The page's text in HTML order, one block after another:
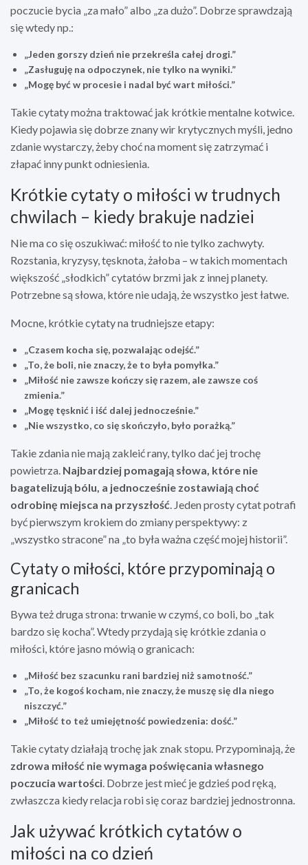
poczucie bycia „za mało” albo „za dużo”. Dobrze sprawdzają
się wtedy np.:
„Jeden gorszy dzień nie przekreśla całej drogi.”
„Zasługuję na odpoczynek, nie tylko na wyniki.”
„Mogę być w procesie i nadal być wart miłości.”
Takie cytaty można traktować jak krótkie mentalne kotwice.
Kiedy pojawia się dobrze znany wir krytycznych myśli, jedno
zdanie wystarczy, żeby choć na moment się zatrzymać i
złapać inny punkt odniesienia.
Krótkie cytaty o miłości w trudnych
chwilach – kiedy brakuje nadziei
Nie ma co się oszukiwać: miłość to nie tylko zachwyty.
Rozstania, kryzysy, tęsknota, żałoba – w takich momentach
większość „słodkich” cytatów brzmi jak z innej planety.
Potrzebne są słowa, które nie udają, że wszystko jest łatwe.
Mocne, krótkie cytaty na trudniejsze etapy:
„Czasem kocha się, pozwalając odejść.”
„To, że boli, nie znaczy, że to była pomyłka.”
„Miłość nie zawsze kończy się razem, ale zawsze coś
zmienia.”
„Mogę tęsknić i iść dalej jednocześnie.”
„Nie wszystko, co się skończyło, było porażką.”
Takie zdania nie mają zakleić rany, tylko dać jej trochę
powietrza. Najbardziej pomagają słowa, które nie
bagatelizują bólu, a jednocześnie zostawiają choć
odrobinę miejsca na przyszłość . Jeden prosty cytat potrafi
być pierwszym krokiem do zmiany perspektywy: z
„wszystko stracone” na „to była ważna część mojej historii”.
Cytaty o miłości, które przypominają o
granicach
Bywa też druga strona: trwanie w czymś, co boli, bo „tak
bardzo się kocha”. Wtedy przydają się krótkie zdania o
miłości, które jasno mówią o granicach:
„Miłość bez szacunku rani bardziej niż samotność.”
„To, że kogoś kocham, nie znaczy, że muszę się dla niego
niszczyć.”
„Miłość to też umiejętność powiedzenia: dość.”
Takie cytaty działają trochę jak znak stopu. Przypominają, że
zdrowa miłość nie wymaga poświęcania własnego
poczucia wartości . Dobrze jest mieć je gdzieś pod ręką,
zwłaszcza kiedy relacja robi się coraz bardziej jednostronna.
Jak używać krótkich cytatów o
miłości na co dzień